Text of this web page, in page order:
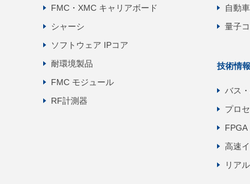
FMC・XMC キャリアボード
シャーシ
ソフトウェア IPコア
耐環境製品
FMC モジュール
RF計測器
自動
量子
技術情報
バス
プロ
FPGA
高速
リア